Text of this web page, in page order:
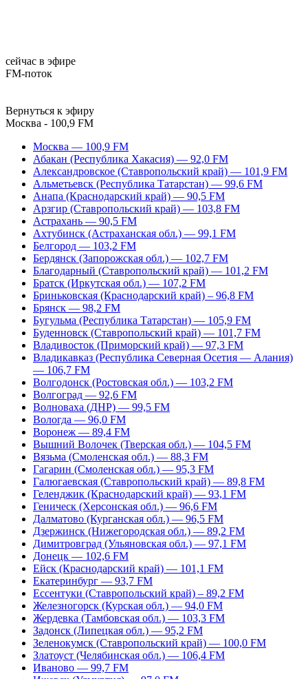
сейчас в эфире
FM-поток
Вернуться к эфиру
Москва - 100,9 FM
Москва — 100,9 FM
Абакан (Республика Хакасия) — 92,0 FM
Александровское (Ставропольский край) — 101,9 FM
Альметьевск (Республика Татарстан) — 99,6 FM
Анапа (Краснодарский край) — 90,5 FM
Арзгир (Ставропольский край) — 103,8 FM
Астрахань — 90,5 FM
Ахтубинск (Астраханская обл.) — 99,1 FM
Белгород — 103,2 FM
Бердянск (Запорожская обл.) — 102,7 FM
Благодарный (Ставропольский край) — 101,2 FM
Братск (Иркутская обл.) — 107,2 FM
Бриньковская (Краснодарский край) – 96,8 FM
Брянск — 98,2 FM
Бугульма (Республика Татарстан) — 105,9 FM
Буденновск (Ставропольский край) — 101,7 FM
Владивосток (Приморский край) — 97,3 FM
Владикавказ (Республика Северная Осетия — Алания)
— 106,7 FM
Волгодонск (Ростовская обл.) — 103,2 FM
Волгоград — 92,6 FM
Волноваха (ДНР) — 99,5 FM
Вологда — 96,0 FM
Воронеж — 89,4 FM
Вышний Волочек (Тверская обл.) — 104,5 FM
Вязьма (Смоленская обл.) — 88,3 FM
Гагарин (Смоленская обл.) — 95,3 FM
Галюгаевская (Ставропольский край) — 89,8 FM
Геленджик (Краснодарский край) — 93,1 FM
Геническ (Херсонская обл.) — 96,6 FM
Далматово (Курганская обл.) — 96,5 FM
Дзержинск (Нижегородская обл.) — 89,2 FM
Димитровград (Ульяновская обл.) — 97,1 FM
Донецк — 102,6 FM
Ейск (Краснодарский край) — 101,1 FM
Екатеринбург — 93,7 FM
Ессентуки (Ставропольский край) – 89,2 FM
Железногорск (Курская обл.) — 94,0 FM
Жердевка (Тамбовская обл.) — 103,3 FM
Задонск (Липецкая обл.) — 95,2 FM
Зеленокумск (Ставропольский край) — 100,0 FM
Златоуст (Челябинская обл.) — 106,4 FM
Иваново — 99,7 FM